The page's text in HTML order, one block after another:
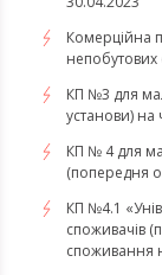
Комерційна
непобутових
КП №3 для
установи) на
КП № 4 для
(попередня
КП №4.1
споживачів
споживання